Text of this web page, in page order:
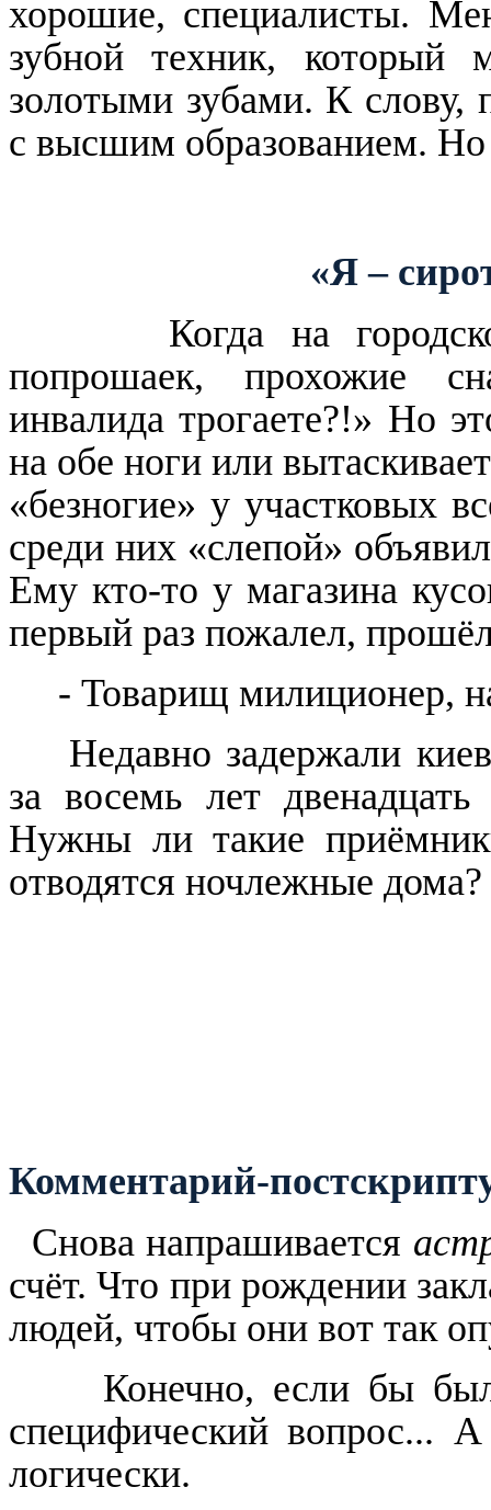
хорошие, специалисты.
зубной техник, который
золотыми зубами. К слову,
с высшим образованием.
«Я –
Когда на
попрошаек, прохожие
инвалида трогаете?!» Но
на обе ноги или
«безногие» у участковых
среди них «слепой»
Ему кто-то у магазина
первый раз пожалел,
- Товарищ милиционер,
Недавно задержали
за восемь лет
Нужны ли такие
отводятся ночлежные дома?
Комментарий-
Снова напрашивается
счёт. Что при рождении
людей, чтобы они вот так
Конечно, если бы
специфический вопрос...
логически.